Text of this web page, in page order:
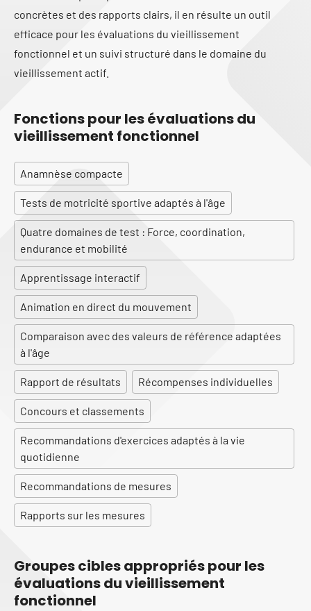
concrètes et des rapports clairs, il en résulte un outil
efficace pour les évaluations du vieillissement
fonctionnel et un suivi structuré dans le domaine du
vieillissement actif.
Fonctions pour les évaluations du
vieillissement fonctionnel
Anamnèse compacte
Tests de motricité sportive adaptés à l'âge
Quatre domaines de test : Force, coordination,
endurance et mobilité
Apprentissage interactif
Animation en direct du mouvement
Comparaison avec des valeurs de référence adaptées
à l'âge
Rapport de résultats Récompenses individuelles
Concours et classements
Recommandations d'exercices adaptés à la vie
quotidienne
Recommandations de mesures
Rapports sur les mesures
Groupes cibles appropriés pour les
évaluations du vieillissement
fonctionnel